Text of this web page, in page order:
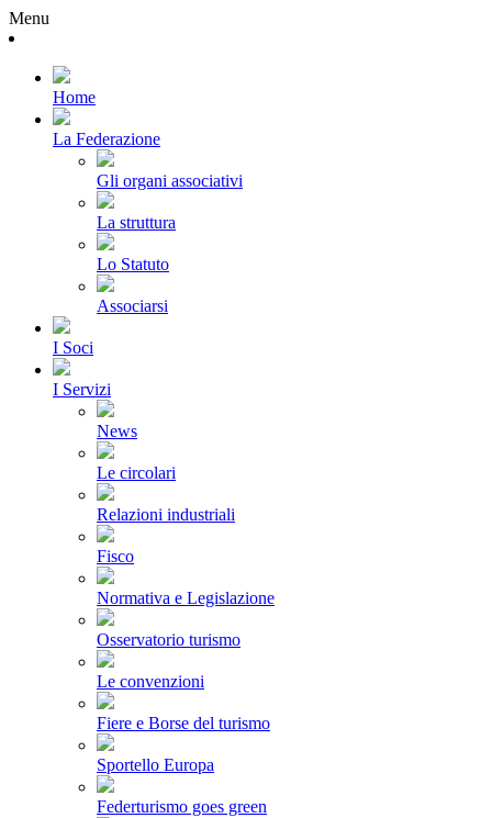
Menu
Home
La Federazione
Gli organi associativi
La struttura
Lo Statuto
Associarsi
I Soci
I Servizi
News
Le circolari
Relazioni industriali
Fisco
Normativa e Legislazione
Osservatorio turismo
Le convenzioni
Fiere e Borse del turismo
Sportello Europa
Federturismo goes green